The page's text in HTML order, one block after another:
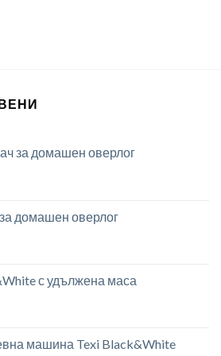
за домашен оверлог
домашен оверлог
с удължена маса
машина Texi Black&White